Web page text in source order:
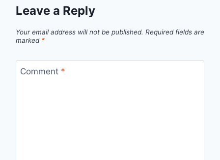
Leave a Reply
Your email address will not be published. Required fields are
marked *
Comment *